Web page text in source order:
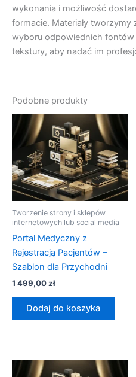
wykonania i możliwość
formacie. Materiały tworzymy
wyboru odpowiednich
tekstury, aby nadać im
Podobne produkty
Tworzenie strony i sklepów
internetowych lub social media
Portal Medyczny z
Rejestracją Pacjentów –
Szablon dla Przychodni
1 499,00zł
Dodaj do koszyka